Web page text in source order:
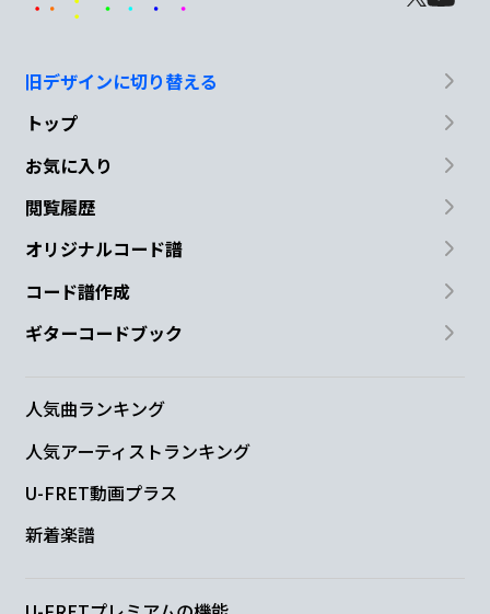
旧デザインに切り替える
トップ
お気に入り
閲覧履歴
オリジナルコード譜
コード譜作成
ギターコードブック
人気曲ランキング
人気アーティストランキング
U-FRET動画プラス
新着楽譜